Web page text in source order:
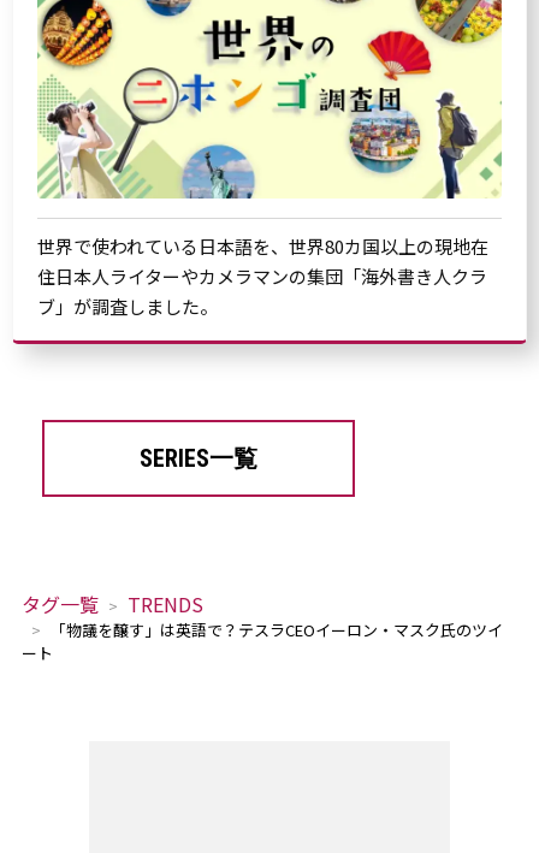
世界で使われている日本語を、世界80カ国以上の現地在
住日本人ライターやカメラマンの集団「海外書き人クラ
ブ」が調査しました。
SERIES一覧
タグ一覧 TRENDS
「物議を醸す」は英語で？テスラCEOイーロン・マスク氏のツイ
ート